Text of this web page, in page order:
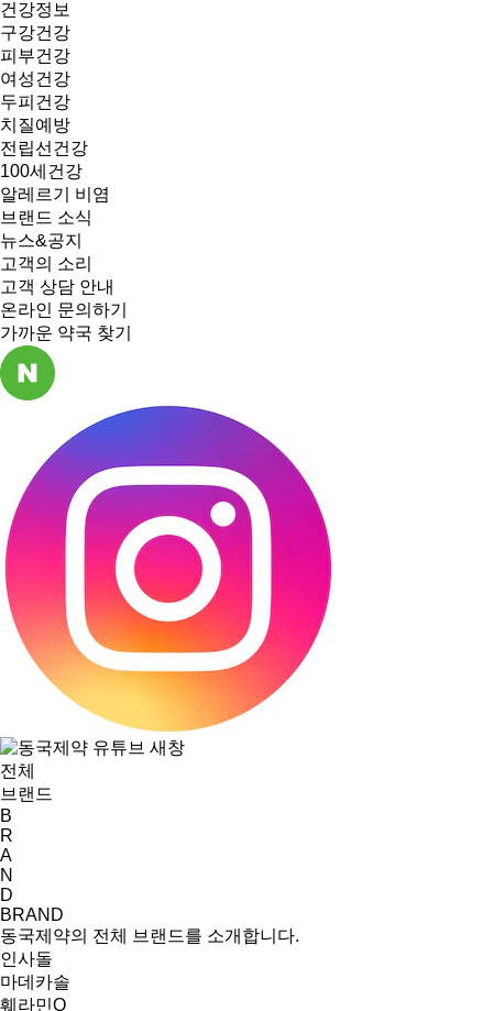
건강정보
구강건강
피부건강
여성건강
두피건강
치질예방
전립선건강
100세건강
알레르기 비염
브랜드 소식
뉴스&공지
고객의 소리
고객 상담 안내
온라인 문의하기
가까운 약국 찾기
전체
브랜드
B
R
A
N
D
BRAND
동국제약의 전체 브랜드를 소개합니다.
인사돌
마데카솔
훼라민Q